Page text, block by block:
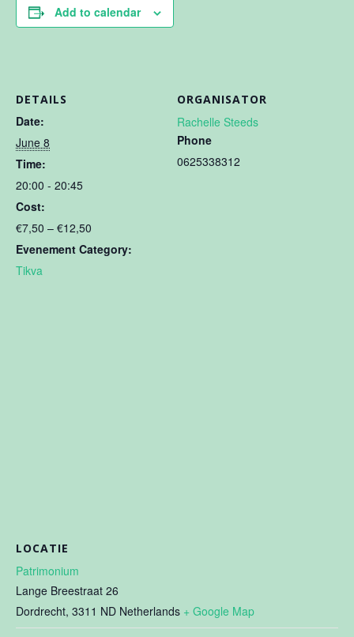
Add to calendar
DETAILS
Date:
June 8
Time:
20:00 - 20:45
Cost:
€7,50 – €12,50
Evenement Category:
Tikva
ORGANISATOR
Rachelle Steeds
Phone
0625338312
LOCATIE
Patrimonium
Lange Breestraat 26
Dordrecht, 3311 ND Netherlands + Google Map